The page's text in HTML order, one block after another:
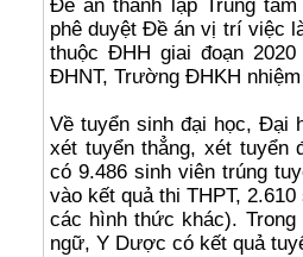
Đề án thành lập Trung
phê duyệt Đề án vị trí việc
thuộc ĐHH giai đoạn
ĐHNT, Trường ĐHKH
Về tuyển sinh đại học, Đại
xét tuyển thẳng, xét tuyển
có 9.486 sinh viên trúng
vào kết quả thi THPT,
các hình thức khác).
ngữ, Y Dược có kết quả